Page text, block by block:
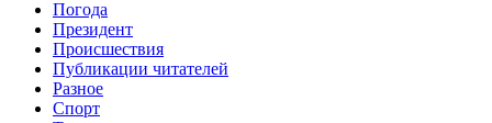
Погода
Президент
Происшествия
Публикации читателей
Разное
Спорт